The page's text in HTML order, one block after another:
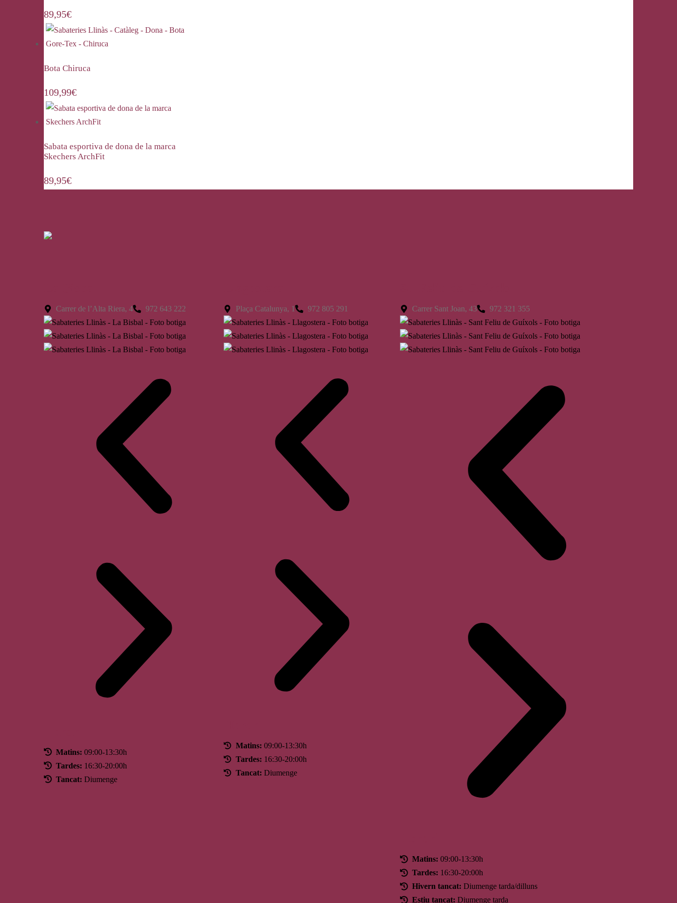
89,95€
Bota Chiruca
109,99€
Sabata esportiva de dona de la marca
Skechers ArchFit
89,95€
Carrer de l’Alta Riera, 4 972 643 222
Matins: 09:00-13:30h
Tardes: 16:30-20:00h
Tancat: Diumenge
Plaça Catalunya, 1 972 805 291
Matins: 09:00-13:30h
Tardes: 16:30-20:00h
Tancat: Diumenge
Carrer Sant Joan, 43 972 321 355
Matins: 09:00-13:30h
Tardes: 16:30-20:00h
Hivern tancat: Diumenge tarda/dilluns
Estiu tancat: Diumenge tarda